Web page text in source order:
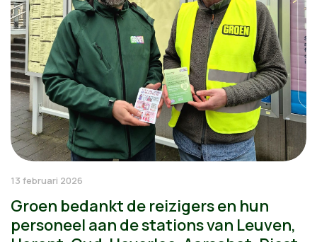
13 februari 2026
Groen bedankt de reizigers en hun
personeel aan de stations van Leuven,